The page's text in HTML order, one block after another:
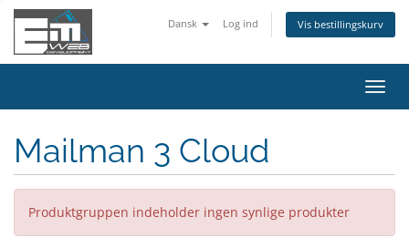
Dansk Log ind Vis bestillingskurv
Skift
Mailman 3 Cloud
Produktgruppen indeholder ingen synlige produkter